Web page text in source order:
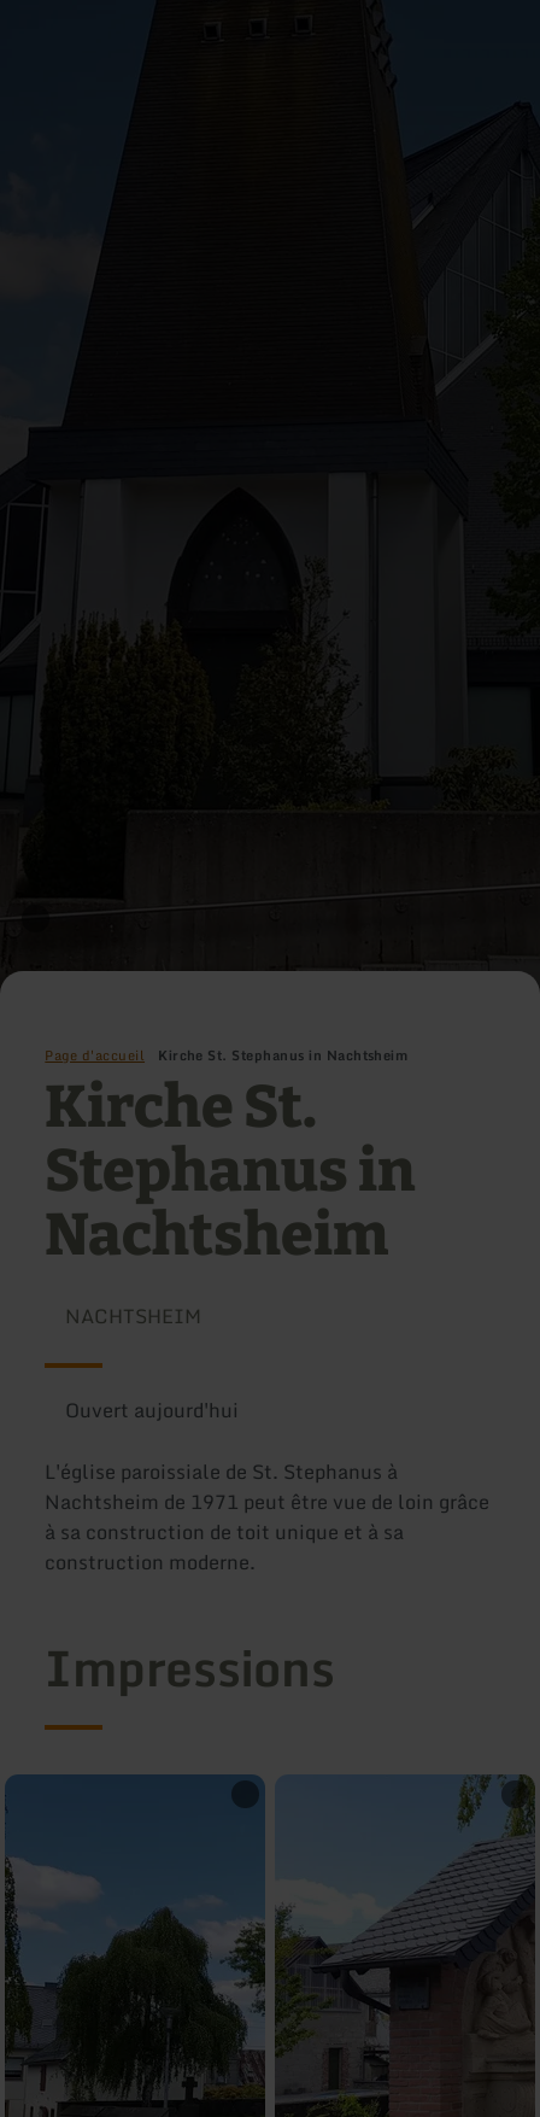
Page d'accueil Kirche St. Stephanus in Nachtsheim
Kirche St.
Stephanus in
Nachtsheim
NACHTSHEIM
Ouvert aujourd'hui
L'église paroissiale de St. Stephanus à
Nachtsheim de 1971 peut être vue de loin grâce
à sa construction de toit unique et à sa
construction moderne.
Impressions